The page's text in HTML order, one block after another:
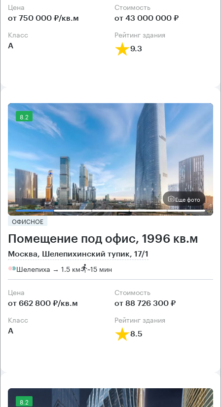
Цена
от 750 000 ₽/кв.м
Cтоимость
от 43 000 000 ₽
класс
А
рейтинг здания
9.3
8.2
Еще фото
ОФИСНОЕ
Помещение под офис, 1996 кв.м
Москва, Шелепихинский тупик, 17/1
Шелепиха → 1.5 км ~15 мин
Цена
от 662 800 ₽/кв.м
Cтоимость
от 88 726 300 ₽
класс
А
рейтинг здания
8.5
8.2